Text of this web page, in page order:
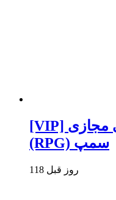
[VIP] دانلود گیم مود زندگی مجازی
(RPG) سمپ
118 روز قبل